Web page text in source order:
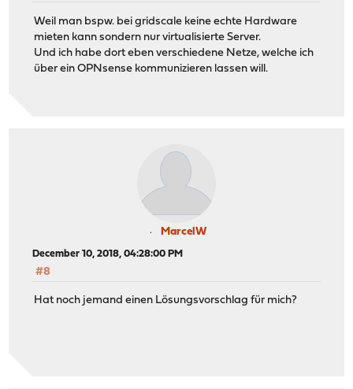
Weil man bspw. bei gridscale keine echte Hardware
mieten kann sondern nur virtualisierte Server.
Und ich habe dort eben verschiedene Netze, welche ich
über ein OPNsense kommunizieren lassen will.
MarcelW
December 10, 2018, 04:28:00 PM
#8
Hat noch jemand einen Lösungsvorschlag für mich?